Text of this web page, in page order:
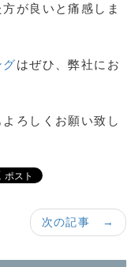
が良いと痛感しま
はぜひ、弊社にお
よろしくお願い致し
次の記事 →